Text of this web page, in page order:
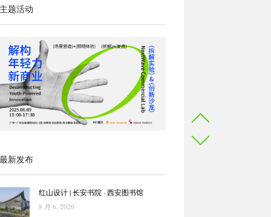
题活动
新发布
红山设计 | 长安书院 · 西安图书馆
8 月 6, 2026